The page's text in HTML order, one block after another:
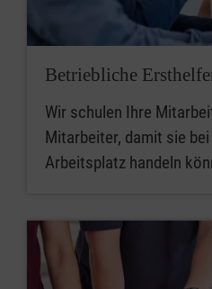
Betriebliche
Wir schulen Ihre
Mitarbeiter, damit sie
Arbeitsplatz handeln